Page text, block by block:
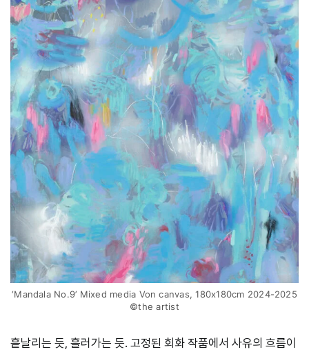
‘Mandala No.9’ Mixed media Von canvas, 180x180cm 2024-2025
©the artist
흩날리는 듯, 흘러가는 듯. 고정된 회화 작품에서 사유의 흐름이